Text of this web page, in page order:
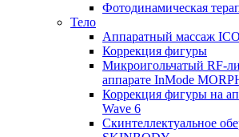
Фотодинамическая
Тело
Аппаратный массаж
Коррекция фигуры
Микроигольчатый RF-
аппарате InMode
Коррекция фигуры на
Wave 6
Скинтеллектуальное